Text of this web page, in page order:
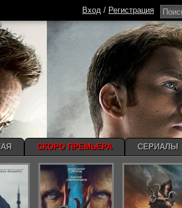
Вход / Регистрация
СКОРО ПРЕМЬЕРА СЕРИАЛЫ